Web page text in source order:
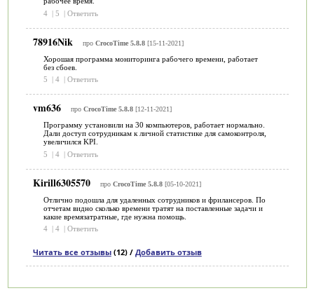
4 | 5 | Ответить
78916Nik про CrocoTime 5.8.8[15-11-2021]
Хорошая программа мониторинга рабочего времени, работает
без сбоев.
5
4 Ответить
vm636 про CrocoTime 5.8.8[12-11-2021]
Программу установили на 30 компьютеров, работает нормально.
Дали доступ сотрудникам к личной статистике для самоконтроля,
увеличился KPI.
5
| 4 | Ответить
Kirill6305570 про CrocoTime 5.8.8[05-10-2021]
Отлично подошла для удаленных сотрудников и фрилансеров. По
отчетам видно сколько времени тратят на поставленные задачи и
какие времязатратные, где нужна помощь.
4
4 Ответить
Читать все отзывы(12) / Добавить отзыв